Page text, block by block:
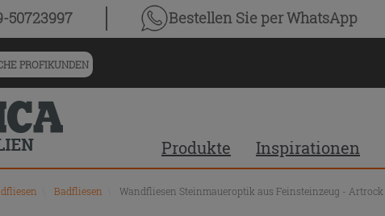
50723997 Bestellen Sieper WhatsApp
PROFIKUNDEN
Produkte Inspirationen
Badfliesen Wandfliesen Steinmaueroptik aus Feinsteinzeug - Artrock